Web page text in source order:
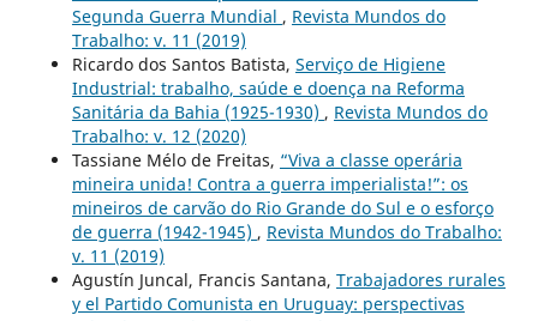
Segunda Guerra Mundial , Revista Mundos do
Trabalho: v. 11 (2019)
Ricardo dos Santos Batista, Serviço de Higiene
Industrial: trabalho, saúde e doença na Reforma
Sanitária da Bahia (1925-1930) , Revista Mundos do
Trabalho: v. 12 (2020)
Tassiane Mélo de Freitas, “Viva a classe operária
mineira unida! Contra a guerra imperialista!”: os
mineiros de carvão do Rio Grande do Sul e o esforço
de guerra (1942-1945) , Revista Mundos do Trabalho:
v. 11 (2019)
Agustín Juncal, Francis Santana, Trabajadores rurales
y el Partido Comunista en Uruguay: perspectivas